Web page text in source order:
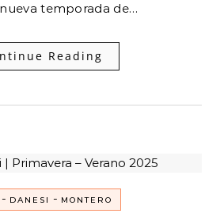
temporada de…
Reading
- DANESI - MONTERO